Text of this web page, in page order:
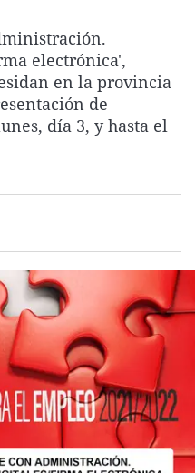
Gente viajera
Como el perro y el
Retornados
Equipo de
Operación Viuda
Galicia
La Rioja
Navarra
Televisión
Elecciones
electrónica',
en la provincia
de
día 3, y hasta el